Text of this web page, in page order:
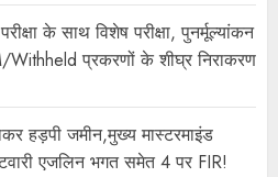
के साथ विशेष परीक्षा, पुनर्मूल्यांकन
Withheld प्रकरणों के शीघ्र निराकरण
हड़पी जमीन,मुख्य मास्टरमाइंड
एजलिन भगत समेत 4 पर FIR!